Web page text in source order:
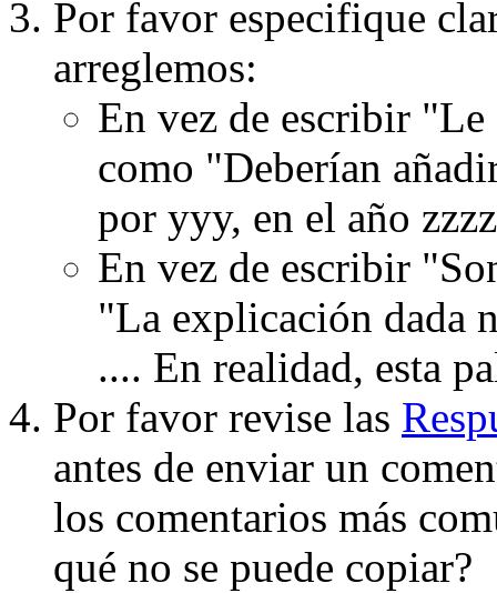
Por favor especifique
arreglemos:
En vez de escribir
como "Deberían
por yyy, en el año
En vez de escribir
"La explicación dada
.... En realidad, esta
Por favor revise las
antes de enviar un
los comentarios más
qué no se puede copiar?